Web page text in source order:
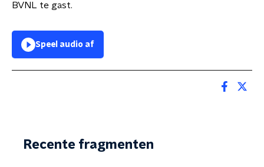
BVNL te gast.
Speel audio af
Recente fragmenten